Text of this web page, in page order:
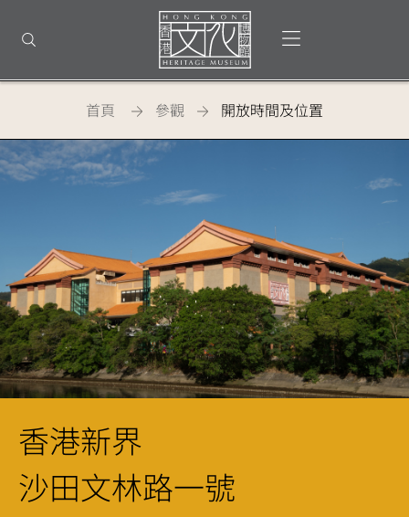
部
打開搜尋
首
頁
打開選單
首頁 參觀 開放時間及位置
香
港
博
物
館
-
放
時
香港新界
沙田文林路一號